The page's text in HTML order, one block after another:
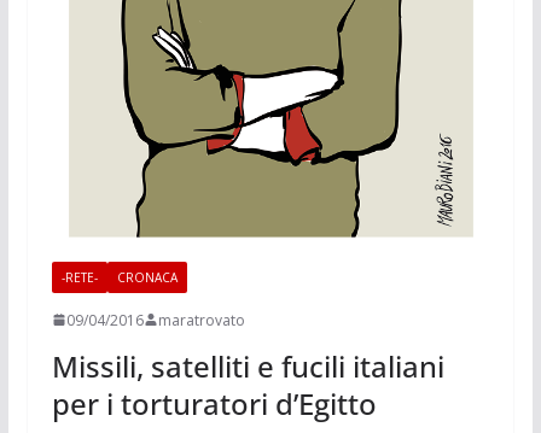
-RETE- CRONACA
09/04/2016 maratrovato
Missili, satelliti e fucili italiani
per i torturatori d’Egitto